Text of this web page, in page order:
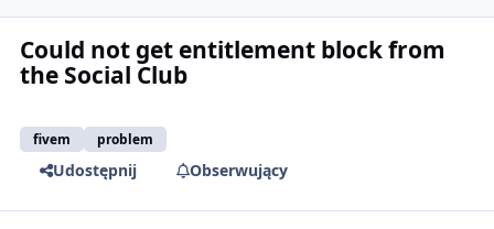
Could not get entitlement block from
the Social Club
fivem problem
Udostępnij Obserwujący